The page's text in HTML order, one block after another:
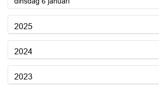
2025
2024
2023